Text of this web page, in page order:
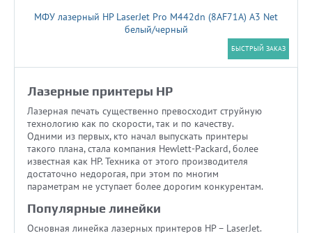
МФУ лазерный HP LaserJet Pro M442dn (8AF71A) A3 Net
белый/черный
БЫСТРЫЙ ЗАКАЗ
Лазерные принтеры HP
Лазерная печать существенно превосходит струйную
технологию как по скорости, так и по качеству.
Одними из первых, кто начал выпускать принтеры
такого плана, стала компания Hewlett-Packard, более
известная как HP. Техника от этого производителя
достаточно недорогая, при этом по многим
параметрам не уступает более дорогим конкурентам.
Популярные линейки
Основная линейка лазерных принтеров HP – LaserJet.